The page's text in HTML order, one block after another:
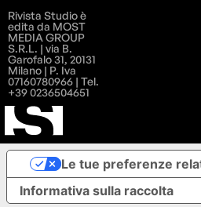
Rivista Studio è
edita da MOST
MEDIA GROUP
S.R.L. | via B.
Garofalo 31, 20131
Milano | P. Iva
07160780966 | Tel.
+39 0236504651
Informativa sulla raccolta
Le tue preferenze